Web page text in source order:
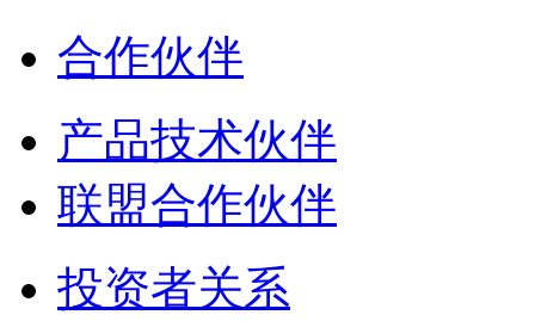
合作伙伴
产品技术伙伴
联盟合作伙伴
投资者关系